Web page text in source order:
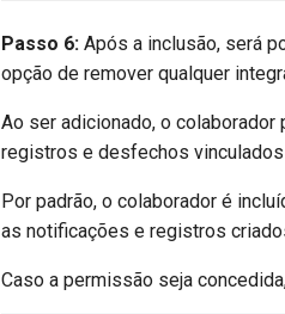
Passo 6: Após a inclusão, será
opção de remover qualquer
Ao ser adicionado, o
registros e desfechos
Por padrão, o colaborador é
as notificações e registros
Caso a permissão seja